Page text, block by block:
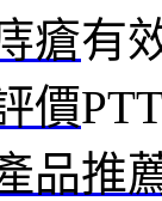
瘡有
價
品推